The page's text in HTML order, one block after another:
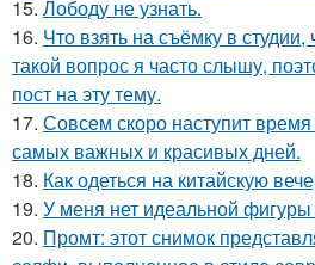
15. Лободу не узнать.
16. Что взять на съёмку в
такой вопрос я часто слышу,
пост на эту тему.
17. Совсем скоро наступит
самых важных и красивых дней.
18. Как одеться на китайскую
19. У меня нет идеальной фигуры
20. Промт: этот снимок